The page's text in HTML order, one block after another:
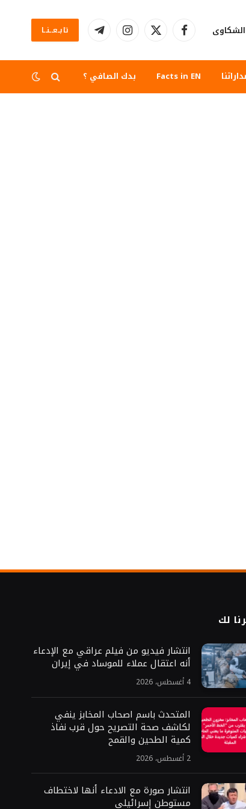
فيسبوكX الانستغرامتيلقرام تابــعــنــا
Facts in EN بدك الصافي ؟
لك
انتشار فيديو من فيلم عراقي مع الإدعاء
أنه اعتقال عملاء للموساد في إيران
4 أغسطس، 2026
المتحدث باسم اصحاب المخابز ينفي
لكاشف صحة التصريح حول قرب نفاذ
كمية الطحين والقمح
2 أغسطس، 2026
انتشار صورة مع الادعاء أنها لاختطاف
مستوطن إسرائيلي